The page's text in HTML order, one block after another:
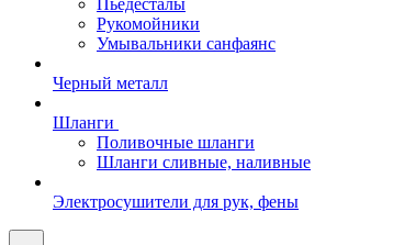
Пьедесталы
Рукомойники
Умывальники санфаянс
Черный металл
Шланги
Поливочные шланги
Шланги сливные, наливные
Электросушители для рук, фены